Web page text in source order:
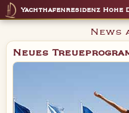
Yachthafenresidenz Hohe
News
Neues